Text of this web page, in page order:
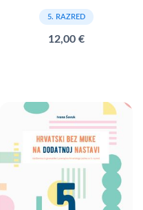
5. RAZRED
12,00 €